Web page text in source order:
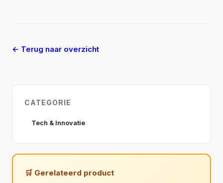
← Terug naar overzicht
CATEGORIE
Tech & Innovatie
🛒 Gerelateerd product